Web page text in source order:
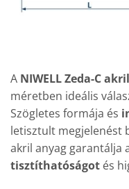
A NIWELL Zeda-C
méretben ideális
Szögletes formája és
letisztult megjelenést
akril anyag garantálja
tisztíthatóságot és